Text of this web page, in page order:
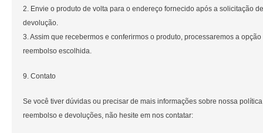
2. Envie o produto de volta para o endereço fornecido após a solicitação de
devolução.
3. Assim que recebermos e conferirmos o produto, processaremos a opção
reembolso escolhida.
9. Contato
Se você tiver dúvidas ou precisar de mais informações sobre nossa
reembolso e devoluções, não hesite em nos contatar: